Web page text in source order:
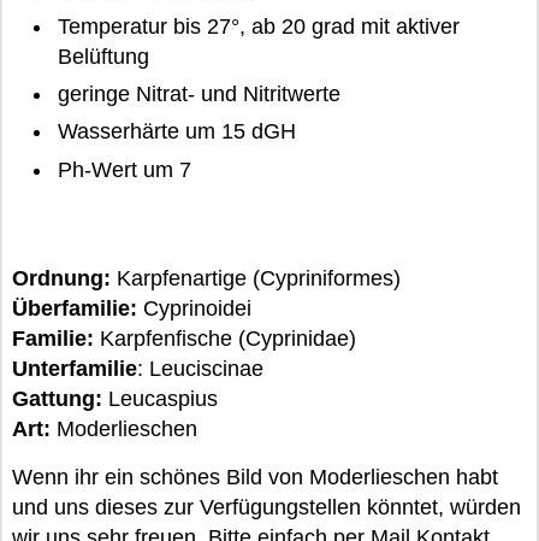
Temperatur bis 27°, ab 20 grad mit aktiver
Belüftung
geringe Nitrat- und Nitritwerte
Wasserhärte um 15 dGH
Ph-Wert um 7
Ordnung: Karpfenartige (Cypriniformes)
Überfamilie: Cyprinoidei
Familie: Karpfenfische (Cyprinidae)
Unterfamilie: Leuciscinae
Gattung: Leucaspius
Art: Moderlieschen
Wenn ihr ein schönes Bild von Moderlieschen habt
und uns dieses zur Verfügungstellen könntet, würden